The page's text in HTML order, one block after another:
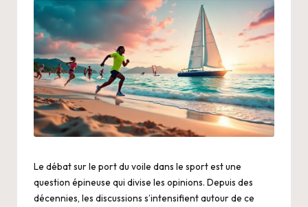
Le débat sur le port du voile dans le sport est une
question épineuse qui divise les opinions. Depuis des
décennies, les discussions s’intensifient autour de ce